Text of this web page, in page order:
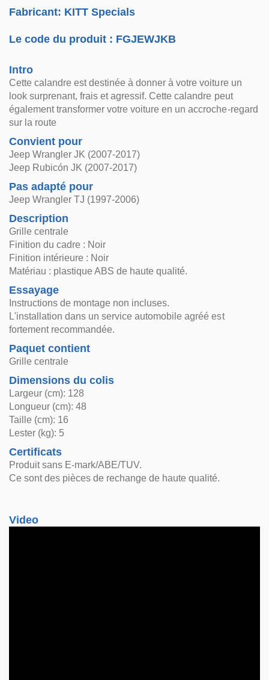
Fabricant: KITT Specials
Le code du produit : FGJEWJKB
Intro
Cette calandre est destinée à donner à votre voiture un
look surprenant, frais et agressif. Cette calandre peut
également transformer votre voiture en un accroche-regard
sur la route
Convient pour
Jeep Wrangler JK (2007-2017)
Jeep Rubicón JK (2007-2017)
Pas adapté pour
Jeep Wrangler TJ (1997-2006)
Description
Grille centrale
Finition du cadre : Noir
Finition intérieure : Noir
Matériau : plastique ABS de haute qualité.
Essayage
Instructions de montage non incluses.
L'installation dans un service automobile agréé est
fortement recommandée.
Paquet contient
Grille centrale
Dimensions du colis
Largeur (cm): 128
Longueur (cm): 48
Taille (cm): 16
Lester (kg): 5
Certificats
Produit sans E-mark/ABE/TUV.
Ce sont des pièces de rechange de haute qualité.
Video